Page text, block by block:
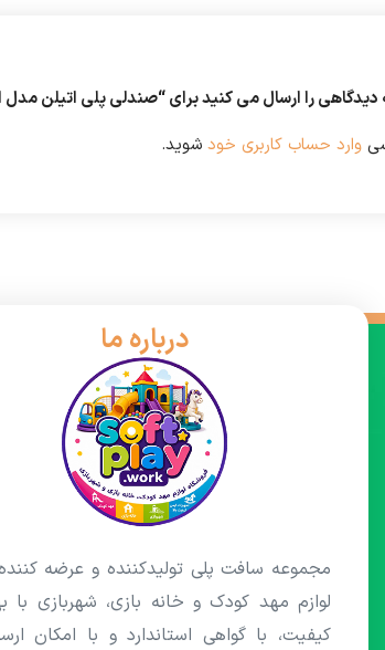
دیدگاهی را ارسال می کنید برای “صندلی پلی اتیلن مدل
وارد حساب کاربری خود شوید.
درباره ما
مجموعه سافت پلی تولیدکننده و عرضه کننده
لوازم مهد کودک و خانه بازی، شهربازی با
کیفیت، با گواهی استاندارد و با امکان